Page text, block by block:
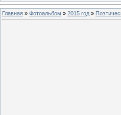
Главная » Фотоальбом » 2015 год »